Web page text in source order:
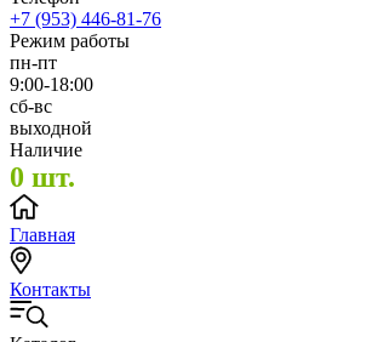
+7 (953) 446-81-76
Режим работы
пн-пт
9:00-18:00
сб-вс
выходной
Наличие
0 шт.
Главная
Контакты